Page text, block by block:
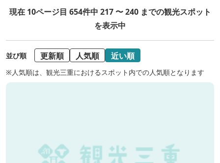
現在 10ページ目 654件中 217 〜 240 までの観光スポット
を表示中
並び順 更新順 人気順 近い順
※人気順は、観光三重におけるスポット内での人気順となります